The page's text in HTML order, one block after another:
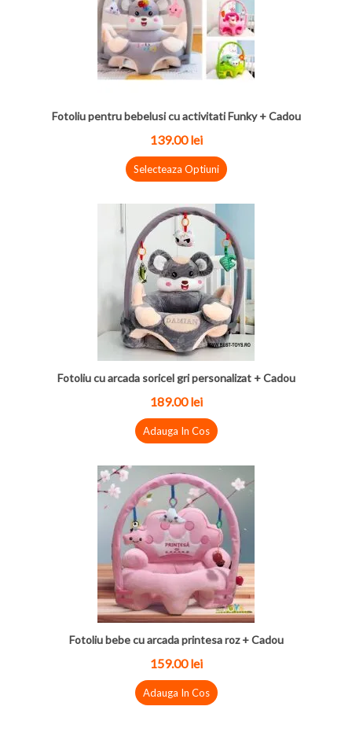
Fotoliu pentru bebelusi cu activitati Funky + Cadou
139.00lei
Selecteaza Optiuni
Fotoliu cu arcada soricel gri personalizat + Cadou
189.00lei
Adauga In Cos
Fotoliu bebe cu arcada printesa roz + Cadou
159.00lei
Adauga In Cos